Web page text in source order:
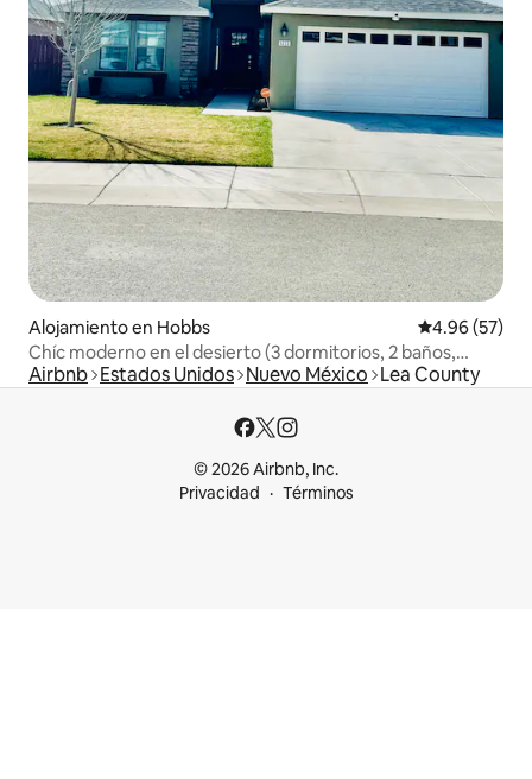
Alojamiento en Hobbs Calificación
4.96 (57)
Chíc moderno en el desierto (3 dormitorios, 2 baños,
garaje)
Airbnb Estados Unidos Nuevo México Lea County
© 2026 Airbnb, Inc.
Privacidad
Términos